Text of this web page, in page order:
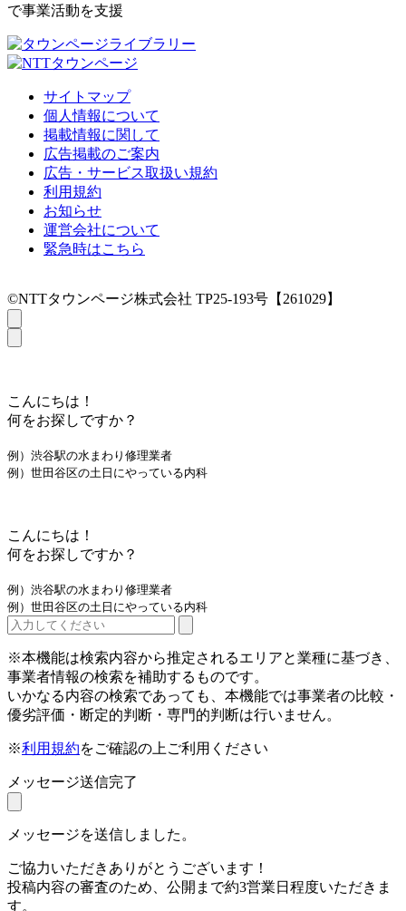
で事業活動を支援
サイトマップ
個人情報について
掲載情報に関して
広告掲載のご案内
広告・サービス取扱い規約
利用規約
お知らせ
運営会社について
緊急時はこちら
©NTTタウンページ株式会社 TP25-193号【261029】
こんにちは！
何をお探しですか？
例）渋谷駅の水まわり修理業者
例）世田谷区の土日にやっている内科
こんにちは！
何をお探しですか？
例）渋谷駅の水まわり修理業者
例）世田谷区の土日にやっている内科
※本機能は検索内容から推定されるエリアと業種に基づき、
事業者情報の検索を補助するものです。
いかなる内容の検索であっても、本機能では事業者の比較・
優劣評価・断定的判断・専門的判断は行いません。
※利用規約をご確認の上ご利用ください
メッセージ送信完了
メッセージを送信しました。
ご協力いただきありがとうございます！
投稿内容の審査のため、公開まで約3営業日程度いただきま
す。